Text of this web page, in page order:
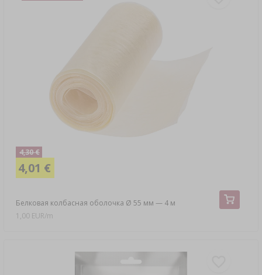
Белковая колбасная оболочка Ø 55 мм — 4 м
4,30 €
4,01 €
1,00 EUR/m